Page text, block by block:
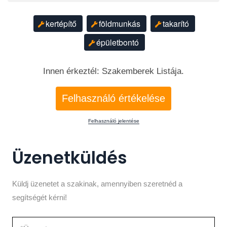
kertépítő földmunkás
takarító
épületbontó
Innen érkeztél: Szakemberek Listája.
Felhasználó értékelése
Felhasználó jelentése
Üzenetküldés
Küldj üzenetet a szakinak, amennyiben szeretnéd a
segítségét kérni!